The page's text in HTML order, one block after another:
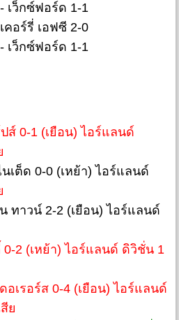
เว็กซ์ฟอร์ด 1-1
คอร์รี่ เอฟซี 2-0
เว็กซ์ฟอร์ด 1-1
ส์ 0-1 (เยือน) ไอร์แลนด์
เต็ด 0-0 (เหย้า) ไอร์แลนด์
ทาวน์ 2-2 (เยือน) ไอร์แลนด์
2 (เหย้า) ไอร์แลนด์ ดิวิชั่น 1
อเรอร์ส 0-4 (เยือน) ไอร์แลนด์
ย